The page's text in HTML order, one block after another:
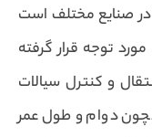
در صنایع مختلف است
توجه قرار گرفته
و کنترل سیالات
دوام و طول عمر